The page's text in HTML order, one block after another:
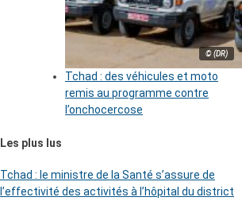
© (DR)
Tchad : des véhicules et moto
remis au programme contre
l’onchocercose
Les plus lus
Tchad : le ministre de la Santé s’assure de
l’effectivité des activités à l’hôpital du district